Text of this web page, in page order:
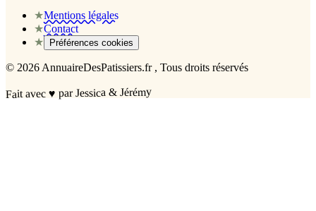
★Mentions légales
★Contact
★
Préférences cookies
© 2026 AnnuaireDesPatissiers.fr , Tous droits réservés
Fait avec♥ par Jessica & Jérémy